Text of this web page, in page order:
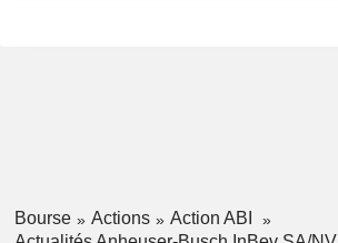
Bourse Actions
Action ABI